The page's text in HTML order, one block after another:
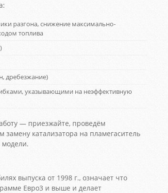
разгона, снижение максимально-
топлива
дребезжание)
указывающими на неэффективную
— приезжайте, проведём
катализатора на пламегаситель
модели.
выпуска от 1998 г., означает что
Евро3 и выше и делает